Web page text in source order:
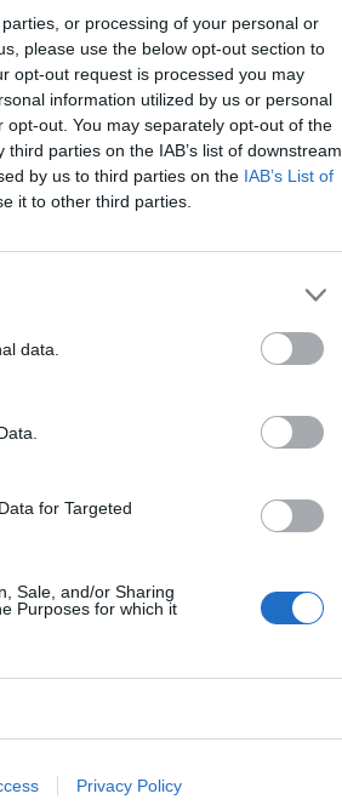
or processing of your personal or
please use the below opt-out section to
opt-out request is processed you may
information utilized by us or personal
out. You may separately opt-out of the
parties on the IAB’s list of downstream
by us to third parties on the IAB’s List of
it to other third parties.
data.
for Targeted
Sale, and/or Sharing
Purposes for which it
Privacy Policy
per
dello stesso
anni dopo
Aveva
gare.
nelle
rimasto
[...]
la
Mercatili,
agricolo,
pubblicitàCl